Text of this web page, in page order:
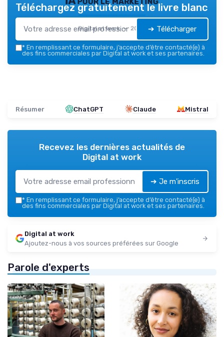
Digital at work — 2026
Téléchargez gratuitement le livre blanc
➔ Télécharger
* En remplissant ce formulaire, j’accepte d’être contacté(e) à
des fins commerciales par Digital at work et ses partenaires.
Résumer ChatGPT Claude Mistral
Recevez les dernières actualités de
Digital at work
➔ Je m'inscris
* En remplissant ce formulaire, j’accepte d’être contacté(e) à
des fins commerciales par Digital at work et ses partenaires.
Digital at work
Ajoutez-nous à vos sources préférées sur Google
Parole d'experts